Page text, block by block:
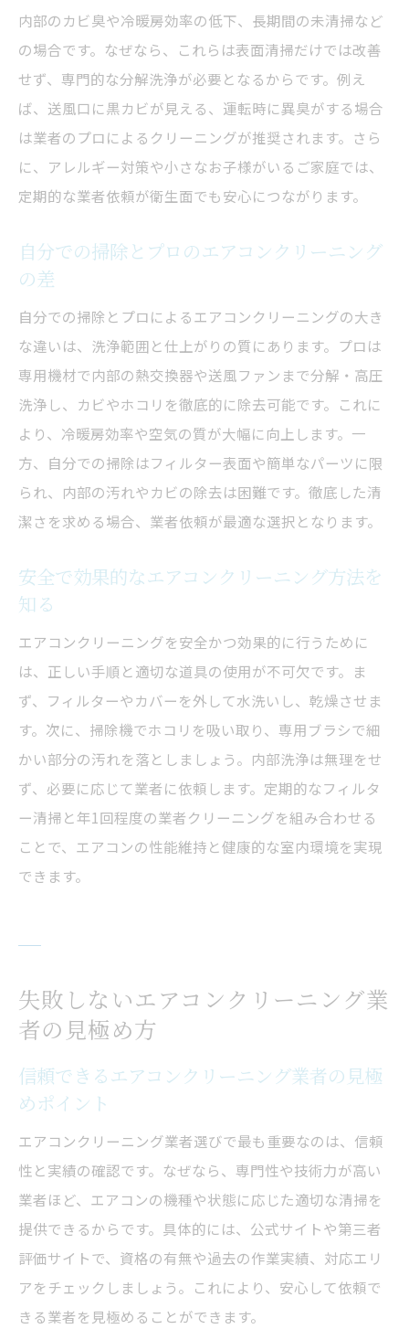
内部のカビ臭や冷暖房効率の低下、長期間の未清掃など
の場合です。なぜなら、これらは表面清掃だけでは改善
せず、専門的な分解洗浄が必要となるからです。例え
ば、送風口に黒カビが見える、運転時に異臭がする場合
は業者のプロによるクリーニングが推奨されます。さら
に、アレルギー対策や小さなお子様がいるご家庭では、
定期的な業者依頼が衛生面でも安心につながります。
自分での掃除とプロのエアコンクリーニング
の差
自分での掃除とプロによるエアコンクリーニングの大き
な違いは、洗浄範囲と仕上がりの質にあります。プロは
専用機材で内部の熱交換器や送風ファンまで分解・高圧
洗浄し、カビやホコリを徹底的に除去可能です。これに
より、冷暖房効率や空気の質が大幅に向上します。一
方、自分での掃除はフィルター表面や簡単なパーツに限
られ、内部の汚れやカビの除去は困難です。徹底した清
潔さを求める場合、業者依頼が最適な選択となります。
安全で効果的なエアコンクリーニング方法を
知る
エアコンクリーニングを安全かつ効果的に行うために
は、正しい手順と適切な道具の使用が不可欠です。ま
ず、フィルターやカバーを外して水洗いし、乾燥させま
す。次に、掃除機でホコリを吸い取り、専用ブラシで細
かい部分の汚れを落としましょう。内部洗浄は無理をせ
ず、必要に応じて業者に依頼します。定期的なフィルタ
ー清掃と年1回程度の業者クリーニングを組み合わせる
ことで、エアコンの性能維持と健康的な室内環境を実現
できます。
失敗しないエアコンクリーニング業
者の見極め方
信頼できるエアコンクリーニング業者の見極
めポイント
エアコンクリーニング業者選びで最も重要なのは、信頼
性と実績の確認です。なぜなら、専門性や技術力が高い
業者ほど、エアコンの機種や状態に応じた適切な清掃を
提供できるからです。具体的には、公式サイトや第三者
評価サイトで、資格の有無や過去の作業実績、対応エリ
アをチェックしましょう。これにより、安心して依頼で
きる業者を見極めることができます。